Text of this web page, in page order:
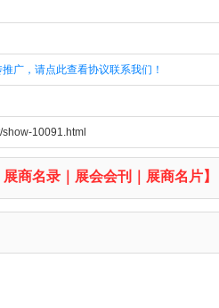
广，请点此查看协议联系我们！
10091.html
商名录｜展会会刊｜展商名片】